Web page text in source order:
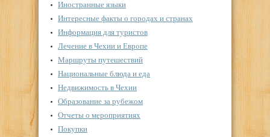
Иностранные языки
Интересные факты о городах и странах
Информация для туристов
Лечение в Чехии и Европе
Маршруты путешествий
Национальные блюда и еда
Недвижимость в Чехии
Образование за рубежом
Отчеты о мероприятиях
Покупки